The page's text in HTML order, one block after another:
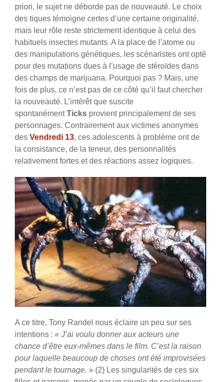
priori, le sujet ne déborde pas de nouveauté. Le choix
des tiques témoigne certes d’une certaine originalité,
mais leur rôle reste strictement identique à celui des
habituels insectes mutants. A la place de l’atome ou
des manipulations génétiques, les scénaristes ont opté
pour des mutations dues à l’usage de stéroïdes dans
des champs de marijuana. Pourquoi pas ? Mais, une
fois de plus, ce n’est pas de ce côté qu’il faut chercher
la nouveauté. L’intérêt que suscite
spontanémentTicks provient principalement de ses
personnages. Contrairement aux victimes anonymes
des Vendredi 13, ces adolescents à problème ont de
la consistance, de la teneur, des personnalités
relativement fortes et des réactions assez logiques.
A ce titre, Tony Randel nous éclaire un peu sur ses
intentions : « J’ai voulu donner aux acteurs une
chance d’être eux-mêmes dans le film. C’est la raison
pour laquelle beaucoup de choses ont été improvisées
pendant le tournage. » (2) Les singularités de ces six